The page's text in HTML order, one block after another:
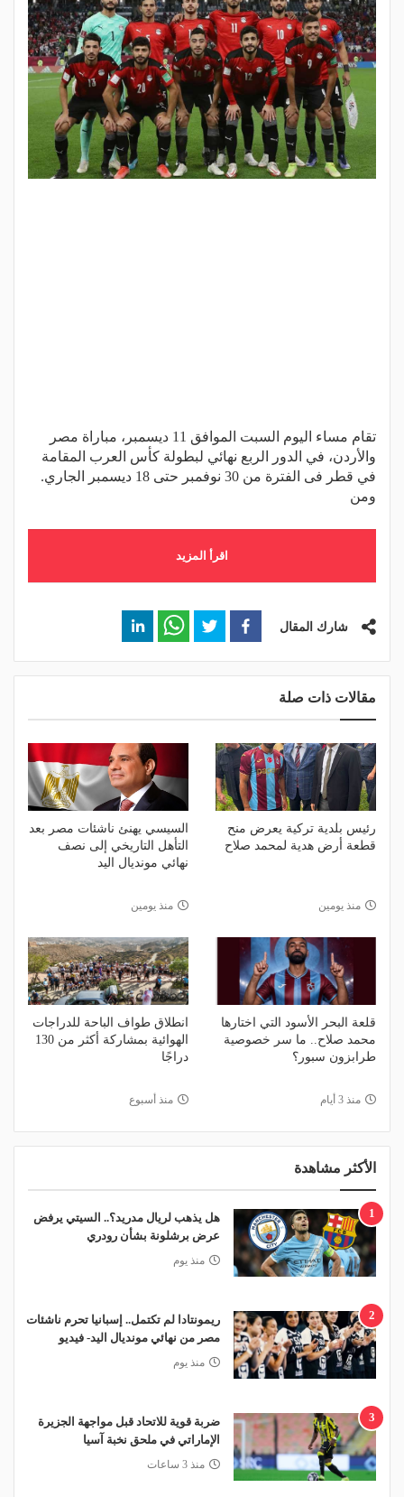
تقام مساء اليوم السبت الموافق 11 ديسمبر، مباراة مصر
والأردن، في الدور الربع نهائي لبطولة كأس العرب المقامة
في قطر فى الفترة من 30 نوفمبر حتى 18 ديسمبر الجاري.
ومن
اقرأ المزيد
شارك المقال
مقالات ذات صلة
رئيس بلدية تركية يعرض منح
قطعة أرض هدية لمحمد صلاح
منذ يومين
السيسي يهنئ ناشئات مصر بعد
التأهل التاريخي إلى نصف
نهائي مونديال اليد
منذ يومين
قلعة البحر الأسود التي اختارها
محمد صلاح.. ما سر خصوصية
طرابزون سبور؟
منذ 3 أيام
انطلاق طواف الباحة للدراجات
الهوائية بمشاركة أكثر من 130
دراجًا
منذ أسبوع
الأكثر مشاهدة
1
هل يذهب لريال مدريد؟.. السيتي يرفض
عرض برشلونة بشأن رودري
منذ يوم
2
ريمونتادا لم تكتمل.. إسبانيا تحرم ناشئات
مصر من نهائي مونديال اليد- فيديو
منذ يوم
3
ضربة قوية للاتحاد قبل مواجهة الجزيرة
الإماراتي في ملحق نخبة آسيا
منذ 3 ساعات